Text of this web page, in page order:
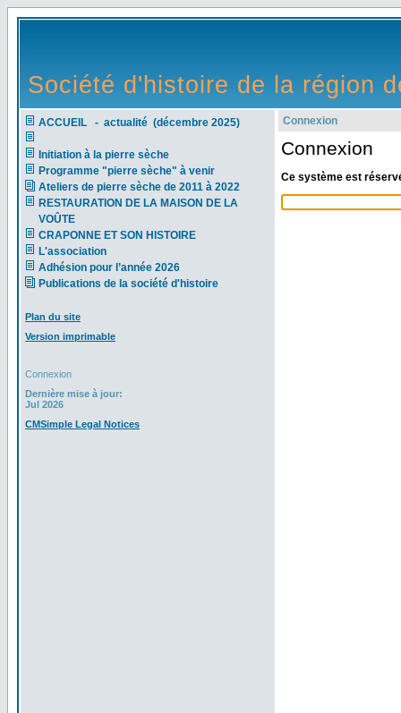
Société d'histoire de la région
ACCUEIL - actualité (décembre 2025)
Initiation à la pierre sèche
Programme "pierre sèche" à venir
Ateliers de pierre sèche de 2011 à 2022
RESTAURATION DE LA MAISON DE LA
VOÛTE
CRAPONNE ET SON HISTOIRE
L'association
Adhésion pour l’année 2026
Publications de la société d'histoire
Plan du site
Version imprimable
Connexion
Dernière mise à jour:
Jul 2026
CMSimple Legal Notices
Connexion
Connexion
Ce système est